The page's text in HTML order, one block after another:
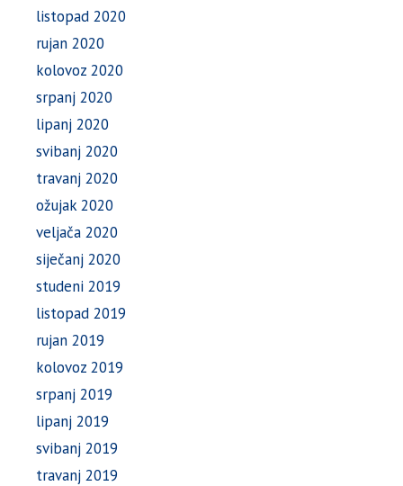
listopad 2020
rujan 2020
kolovoz 2020
srpanj 2020
lipanj 2020
svibanj 2020
travanj 2020
ožujak 2020
veljača 2020
siječanj 2020
studeni 2019
listopad 2019
rujan 2019
kolovoz 2019
srpanj 2019
lipanj 2019
svibanj 2019
travanj 2019